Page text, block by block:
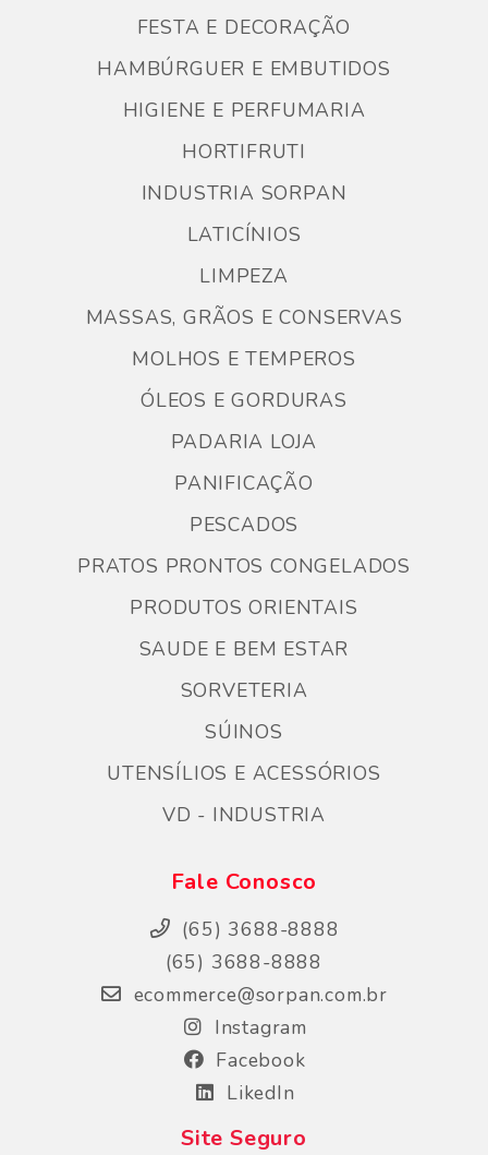
FESTA E DECORAÇÃO
HAMBÚRGUER E EMBUTIDOS
HIGIENE E PERFUMARIA
HORTIFRUTI
INDUSTRIA SORPAN
LATICÍNIOS
LIMPEZA
MASSAS, GRÃOS E CONSERVAS
MOLHOS E TEMPEROS
ÓLEOS E GORDURAS
PADARIA LOJA
PANIFICAÇÃO
PESCADOS
PRATOS PRONTOS CONGELADOS
PRODUTOS ORIENTAIS
SAUDE E BEM ESTAR
SORVETERIA
SÚINOS
UTENSÍLIOS E ACESSÓRIOS
VD - INDUSTRIA
Fale Conosco
(65) 3688-8888
(65) 3688-8888
ecommerce@sorpan.com.br
Instagram
Facebook
LikedIn
Site Seguro